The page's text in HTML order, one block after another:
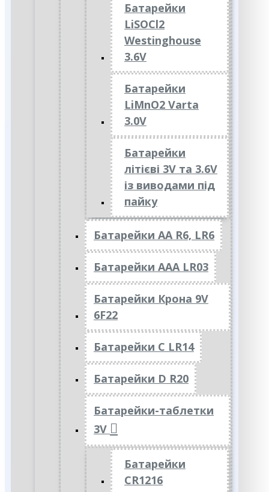
Батарейки
LiSOCl2
Westinghouse
3.6V
Батарейки
LiMnO2 Varta
3.0V
Батарейки
літієві 3V та 3.6V
із виводами під
пайку
Батарейки АА R6, LR6
Батарейки АAА LR03
Батарейки Крона 9V
6F22
Батарейки C LR14
Батарейки D R20
Батарейки-таблетки
3V
Батарейки
CR1216